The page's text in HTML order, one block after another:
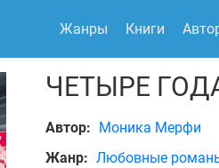
Жанры Книги
ЧЕТЫРЕ
Автор: Моника Мерфи
Жанр: Любовные